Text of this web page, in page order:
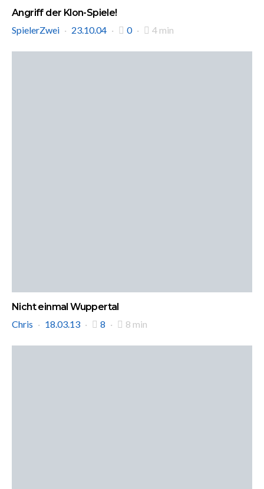
Angriff der Klon-Spiele!
SpielerZwei
23.10.04 0 4 min
Nicht einmal Wuppertal
Chris
18.03.13 8 8 min